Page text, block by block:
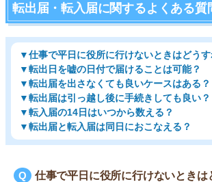
転出届・転入届に関するよくある質
▼仕事で平日に役所に行けないときはどうす
▼転出日を嘘の日付で届けることは可能？
▼転出届を出さなくても良いケースはある？
▼転出届は引っ越し後に手続きしても良い？
▼転入届の14日はいつから数える？
▼転出届と転入届は同日におこなえる？
仕事で平日に役所に行けないときは